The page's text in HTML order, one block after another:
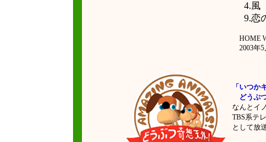
4.風
9.恋
HOME
2003年5
「いつか
どうぶ
なんとイ
TBS系テ
として放